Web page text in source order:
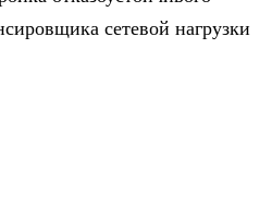
сетевой нагрузки